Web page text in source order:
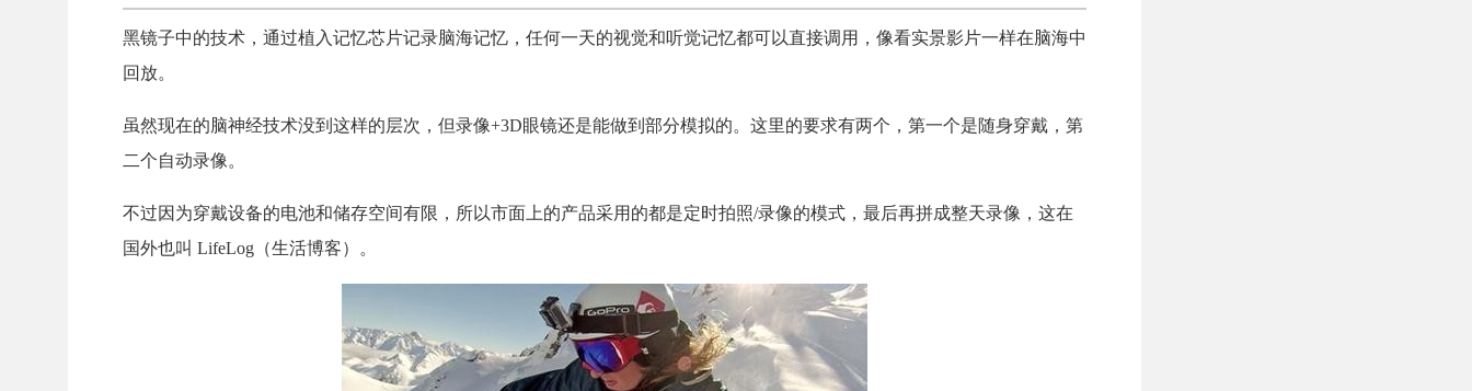
黑镜子中的技术，通过植入记忆芯片记录脑海记忆，任何一天的视觉和听觉记忆都可以直接调用，像看实景影片一样在脑海中
回放。
虽然现在的脑神经技术没到这样的层次，但录像+3D眼镜还是能做到部分模拟的。这里的要求有两个，第一个是随身穿戴，第
二个自动录像。
不过因为穿戴设备的电池和储存空间有限，所以市面上的产品采用的都是定时拍照/录像的模式，最后再拼成整天录像，这在
国外也叫 LifeLog（生活博客）。